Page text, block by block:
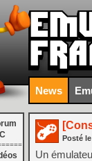
News
Posté le
Un